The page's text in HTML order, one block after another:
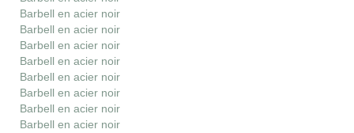
Barbell en acier noir
Barbell en acier noir
Barbell en acier noir
Barbell en acier noir
Barbell en acier noir
Barbell en acier noir
Barbell en acier noir
Barbell en acier noir